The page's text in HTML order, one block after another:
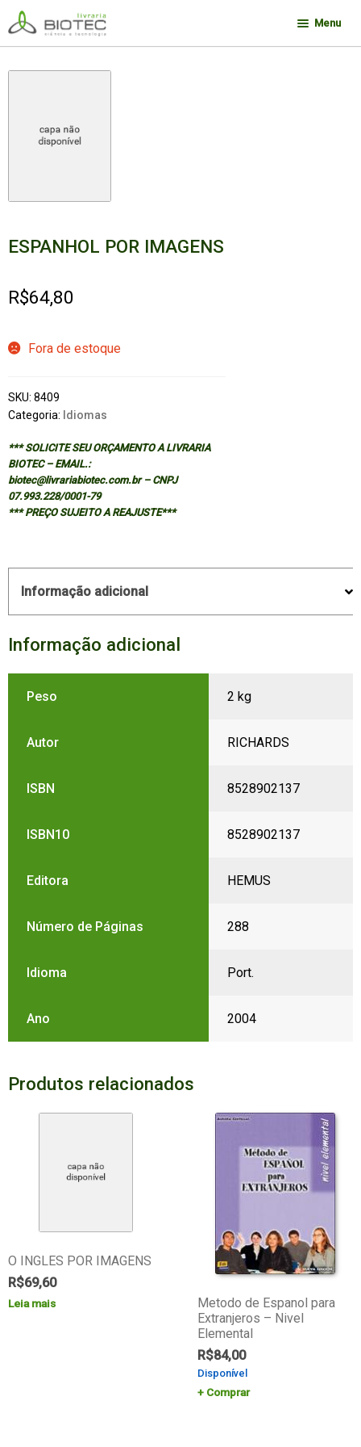
Pular
para
navegação
Pular
para
o
conteúdo
Menu
ESPANHOL POR IMAGENS
R$64,80
Fora de estoque
SKU: 8409
Categoria: Idiomas
*** SOLICITE SEU ORÇAMENTO A LIVRARIA
BIOTEC – EMAIL.:
biotec@livrariabiotec.com.br – CNPJ
07.993.228/0001-79
*** PREÇO SUJEITO A REAJUSTE***
Informação adicional
Informação adicional
Peso 2 kg
Autor RICHARDS
ISBN 8528902137
ISBN10 8528902137
Editora HEMUS
Número de Páginas 288
Idioma Port.
Ano 2004
Produtos relacionados
O INGLES POR IMAGENS
R$69,60
Leia mais
Metodo de Espanol para
Extranjeros – Nivel
Elemental
R$84,00
Disponível
Comprar